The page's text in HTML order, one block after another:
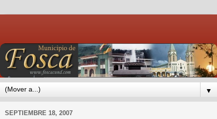
▼
SEPTIEMBRE 18, 2007